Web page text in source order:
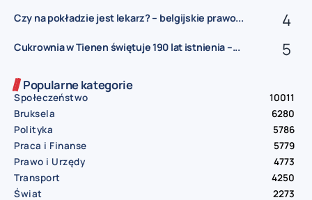
Czy na pokładzie jest lekarz? – belgijskie prawo...
Cukrownia w Tienen świętuje 190 lat istnienia –...
Popularne kategorie
Społeczeństwo
10011
Bruksela
6280
Polityka
5786
Praca i Finanse
5779
Prawo i Urzędy
4773
Transport
4250
Świat
2273